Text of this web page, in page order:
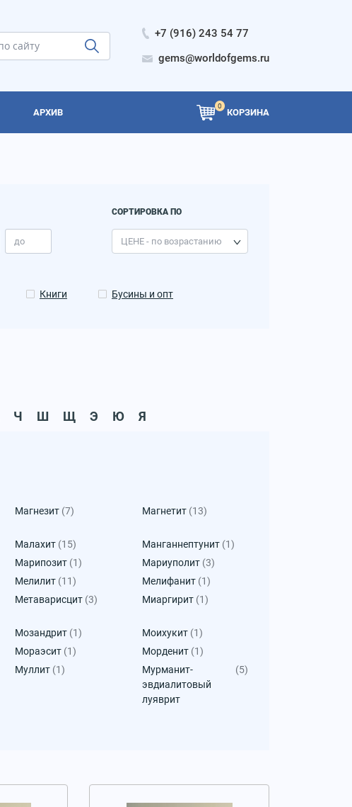
+7 (916) 243 54 77
gems@worldofgems.ru
АРХИВ
0
КОРЗИНА
СОРТИРОВКА ПО
Книги Бусины и опт
Ч Ш Щ Э Ю Я
Магнезит (7) Магнетит (13)
Малахит (15) Манганнептунит (1)
Марипозит (1) Мариуполит (3)
Мелилит (11) Мелифанит (1)
Метаварисцит (3) Миаргирит (1)
Мозандрит (1) Моихукит (1)
Мораэсит (1) Морденит (1)
Муллит (1)
Мурманит-
эвдиалитовый
луяврит
(5)